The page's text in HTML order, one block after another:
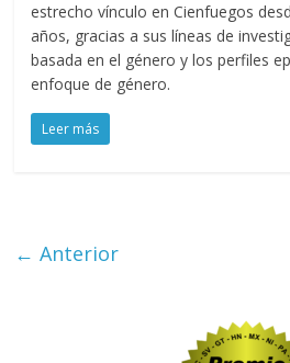
estrecho vínculo en Cienfuegos
años, gracias a sus líneas de
basada en el género y los perfiles
enfoque de género.
Leer más
← Anterior